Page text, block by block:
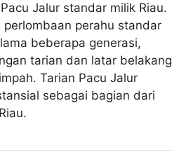
Jalur standar milik Riau.
perlombaan perahu standar
beberapa generasi,
tarian dan latar belakang
Tarian Pacu Jalur
sebagai bagian dari